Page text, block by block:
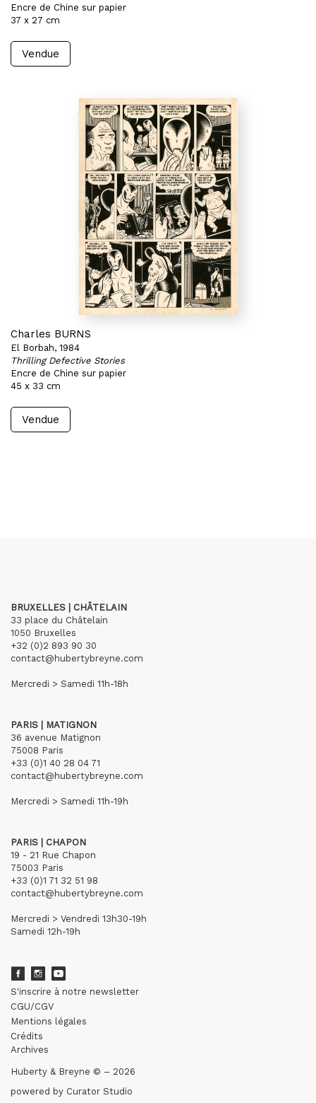
Encre de Chine sur papier
37 x 27 cm
Vendue
Charles BURNS
El Borbah, 1984
Thrilling Defective Stories
Encre de Chine sur papier
45 x 33 cm
Vendue
BRUXELLES | CHÂTELAIN
33 place du Châtelain
1050 Bruxelles
+32 (0)2 893 90 30
contact@hubertybreyne.com
Mercredi > Samedi 11h-18h
PARIS | MATIGNON
36 avenue Matignon
75008 Paris
+33 (0)1 40 28 04 71
contact@hubertybreyne.com
Mercredi > Samedi 11h-19h
PARIS | CHAPON
19 - 21 Rue Chapon
75003 Paris
+33 (0)1 71 32 51 98
contact@hubertybreyne.com
Mercredi > Vendredi 13h30-19h
Samedi 12h-19h
S'inscrire à notre newsletter
CGU/CGV
Mentions légales
Crédits
Archives
Huberty & Breyne © – 2026
powered by Curator Studio